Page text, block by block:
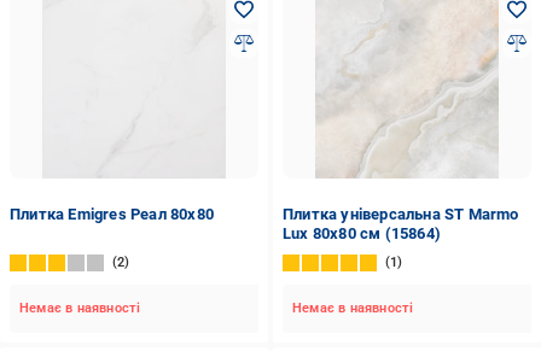
Плитка Emigres Реал 80х80
2
Немає в наявності
Плитка універсальна ST Marmo
Lux 80х80 см (15864)
1
Немає в наявності